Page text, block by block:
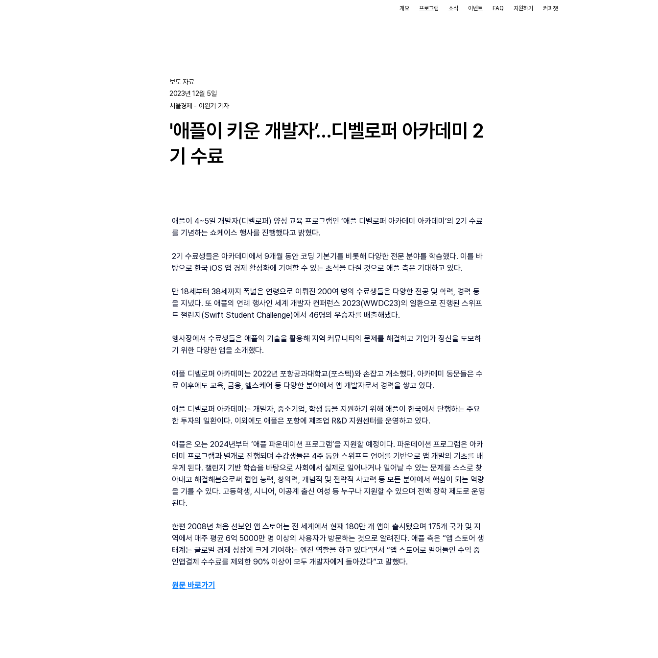
개요 프로그램 소식 이벤트 FAQ 지원하기 커피챗
보도 자료
2023년 12월 5일
서울경제 - 이완기 기자
'애플이 키운 개발자’…디벨로퍼 아카데미 2
기 수료
애플이 4~5일 개발자(디벨로퍼) 양성 교육 프로그램인 ‘애플 디벨로퍼 아카데미 아카데미’의 2기 수료
를 기념하는 쇼케이스 행사를 진행했다고 밝혔다.
2기 수료생들은 아카데미에서 9개월 동안 코딩 기본기를 비롯해 다양한 전문 분야를 학습했다. 이를 바
탕으로 한국 iOS 앱 경제 활성화에 기여할 수 있는 초석을 다질 것으로 애플 측은 기대하고 있다.
만 18세부터 38세까지 폭넓은 연령으로 이뤄진 200여 명의 수료생들은 다양한 전공 및 학력, 경력 등
을 지녔다. 또 애플의 연례 행사인 세계 개발자 컨퍼런스 2023(WWDC23)의 일환으로 진행된 스위프
트 챌린지(Swift Student Challenge)에서 46명의 우승자를 배출해냈다.
행사장에서 수료생들은 애플의 기술을 활용해 지역 커뮤니티의 문제를 해결하고 기업가 정신을 도모하
기 위한 다양한 앱을 소개했다.
애플 디벨로퍼 아카데미는 2022년 포항공과대학교(포스텍)와 손잡고 개소했다. 아카데미 동문들은 수
료 이후에도 교육, 금융, 헬스케어 등 다양한 분야에서 앱 개발자로서 경력을 쌓고 있다.
애플 디벨로퍼 아카데미는 개발자, 중소기업, 학생 등을 지원하기 위해 애플이 한국에서 단행하는 주요
한 투자의 일환이다. 이외에도 애플은 포항에 제조업 R&D 지원센터를 운영하고 있다.
애플은 오는 2024년부터 ‘애플 파운데이션 프로그램’을 지원할 예정이다. 파운데이션 프로그램은 아카
데미 프로그램과 별개로 진행되며 수강생들은 4주 동안 스위프트 언어를 기반으로 앱 개발의 기초를 배
우게 된다. 챌린지 기반 학습을 바탕으로 사회에서 실제로 일어나거나 일어날 수 있는 문제를 스스로 찾
아내고 해결해봄으로써 협업 능력, 창의력, 개념적 및 전략적 사고력 등 모든 분야에서 핵심이 되는 역량
을 기를 수 있다. 고등학생, 시니어, 이공계 출신 여성 등 누구나 지원할 수 있으며 전액 장학 제도로 운영
된다.
한편 2008년 처음 선보인 앱 스토어는 전 세계에서 현재 180만 개 앱이 출시됐으며 175개 국가 및 지
역에서 매주 평균 6억 5000만 명 이상의 사용자가 방문하는 것으로 알려진다. 애플 측은 “앱 스토어 생
태계는 글로벌 경제 성장에 크게 기여하는 엔진 역할을 하고 있다”면서 “앱 스토어로 벌어들인 수익 중
인앱결제 수수료를 제외한 90% 이상이 모두 개발자에게 돌아갔다”고 말했다.
원문 바로가기